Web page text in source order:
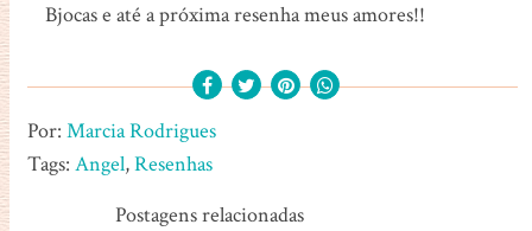
Bjocas e até a próxima resenha meus amores!!
Por: Marcia Rodrigues
Tags: Angel,Resenhas
Postagens relacionadas